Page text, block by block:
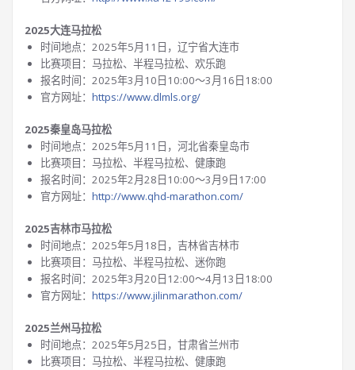
2025大连马拉松
时间地点：2025年5月11日，辽宁省大连市
比赛项目：马拉松、半程马拉松、欢乐跑
报名时间：2025年3月10日10:00～3月16日18:00
官方网址： https://www.dlmls.org/
2025秦皇岛马拉松
时间地点：2025年5月11日，河北省秦皇岛市
比赛项目：马拉松、半程马拉松、健康跑
报名时间：2025年2月28日10:00～3月9日17:00
官方网址： http://www.qhd-marathon.com/
2025吉林市马拉松
时间地点：2025年5月18日，吉林省吉林市
比赛项目：马拉松、半程马拉松、迷你跑
报名时间：2025年3月20日12:00～4月13日18:00
官方网址： https://www.jilinmarathon.com/
2025兰州马拉松
时间地点：2025年5月25日，甘肃省兰州市
比赛项目：马拉松、半程马拉松、健康跑